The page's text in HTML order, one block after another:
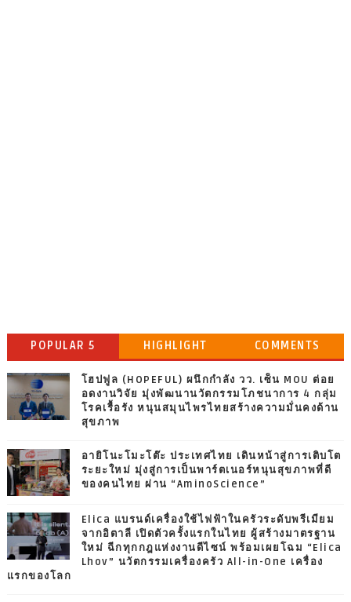
POPULAR 5 HIGHLIGHT COMMENTS
โฮปฟูล (HOPEFUL) ผนึกกำลัง วว. เซ็น MOU ต่อย
อดงานวิจัย มุ่งพัฒนานวัตกรรมโภชนาการ 4 กลุ่ม
โรคเรื้อรัง หนุนสมุนไพรไทยสร้างความมั่นคงด้าน
สุขภาพ
อายิโนะโมะโต๊ะ ประเทศไทย เดินหน้าสู่การเติบโต
ระยะใหม่ มุ่งสู่การเป็นพาร์ตเนอร์หนุนสุขภาพที่ดี
ของคนไทย ผ่าน “AminoScience”
Elica แบรนด์เครื่องใช้ไฟฟ้าในครัวระดับพรีเมียม
จากอิตาลี เปิดตัวครั้งแรกในไทย ผู้สร้างมาตรฐาน
ใหม่ ฉีกทุกกฎแห่งงานดีไซน์ พร้อมเผยโฉม “Elica
Lhov” นวัตกรรมเครื่องครัว All-in-One เครื่อง
แรกของโลก